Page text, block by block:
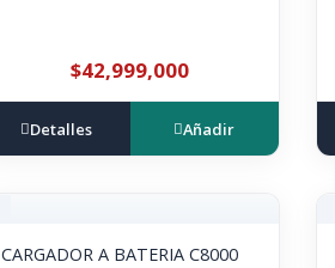
$42,999,000
Detalles Añadir
CARGADOR A BATERIA C8000